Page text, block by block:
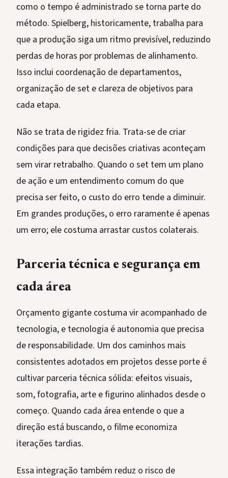
como o tempo é administrado se torna parte do
método. Spielberg, historicamente, trabalha para
que a produção siga um ritmo previsível, reduzindo
perdas de horas por problemas de alinhamento.
Isso inclui coordenação de departamentos,
organização de set e clareza de objetivos para
cada etapa.
Não se trata de rigidez fria. Trata-se de criar
condições para que decisões criativas aconteçam
sem virar retrabalho. Quando o set tem um plano
de ação e um entendimento comum do que
precisa ser feito, o custo do erro tende a diminuir.
Em grandes produções, o erro raramente é apenas
um erro; ele costuma arrastar custos colaterais.
Parceria técnica e segurança em
cada área
Orçamento gigante costuma vir acompanhado de
tecnologia, e tecnologia é autonomia que precisa
de responsabilidade. Um dos caminhos mais
consistentes adotados em projetos desse porte é
cultivar parceria técnica sólida: efeitos visuais,
som, fotografia, arte e figurino alinhados desde o
começo. Quando cada área entende o que a
direção está buscando, o filme economiza
iterações tardias.
Essa integração também reduz o risco de